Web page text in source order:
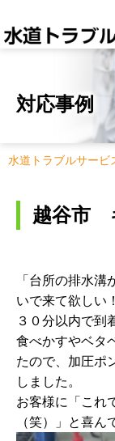
対応事例
水道トラブルサービ
越谷市
「台所の排水
いで来て欲しい
３０分以内で到
食べかすやベタ
たので、加圧ポ
しました。
お客様に「これ
（笑）」と喜ん